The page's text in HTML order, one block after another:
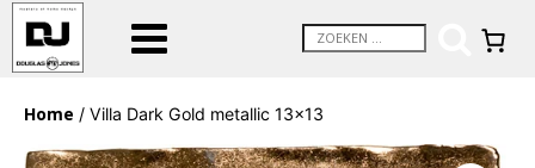
Home / Villa Dark Gold metallic 13×13